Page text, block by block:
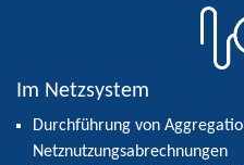
Im Netzsystem
Durchführung von
Netznutzungsabrechnungen